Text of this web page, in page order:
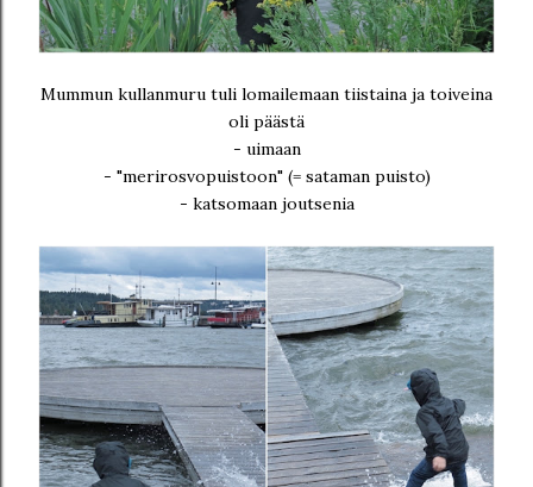
Mummun kullanmuru tuli lomailemaan tiistaina ja toiveina
oli päästä
- uimaan
- "merirosvopuistoon" (= sataman puisto)
- katsomaan joutsenia